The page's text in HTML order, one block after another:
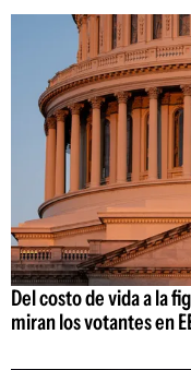
Del costo de vida a la
miran los votantes en